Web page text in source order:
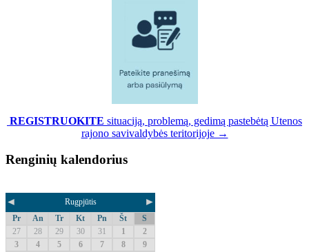
REGISTRUOKITE situaciją, problemą, gedimą pastebėtą Utenos
rajono savivaldybės teritorijoje →
Renginių kalendorius
◄ Rugpjūtis ►
Pr An Tr Kt Pn Št
S
27
28 29 30 31 1
2
3
4 5 6 7 8
9